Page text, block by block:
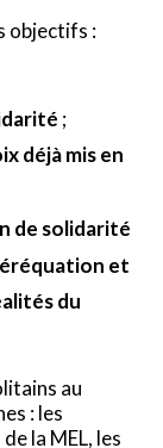
objectifs :
;
déjà mis en
de solidarité
et
du
au
: les
la MEL, les